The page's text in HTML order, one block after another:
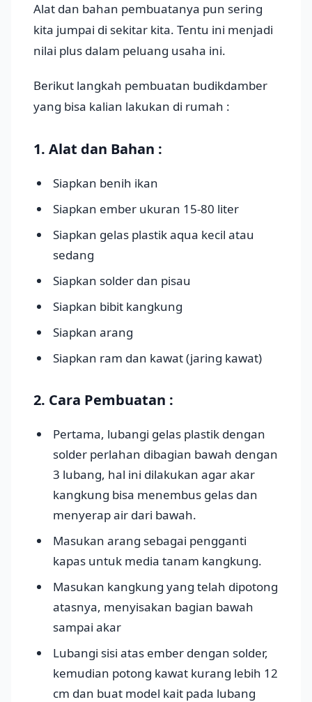
Alat dan bahan pembuatanya pun sering
kita jumpai di sekitar kita. Tentu ini menjadi
nilai plus dalam peluang usaha ini.
Berikut langkah pembuatan budikdamber
yang bisa kalian lakukan di rumah :
1. Alat dan Bahan :
Siapkan benih ikan
Siapkan ember ukuran 15-80 liter
Siapkan gelas plastik aqua kecil atau
sedang
Siapkan solder dan pisau
Siapkan bibit kangkung
Siapkan arang
Siapkan ram dan kawat (jaring kawat)
2. Cara Pembuatan :
Pertama, lubangi gelas plastik dengan
solder perlahan dibagian bawah dengan
3 lubang, hal ini dilakukan agar akar
kangkung bisa menembus gelas dan
menyerap air dari bawah.
Masukan arang sebagai pengganti
kapas untuk media tanam kangkung.
Masukan kangkung yang telah dipotong
atasnya, menyisakan bagian bawah
sampai akar
Lubangi sisi atas ember dengan solder,
kemudian potong kawat kurang lebih 12
cm dan buat model kait pada lubang